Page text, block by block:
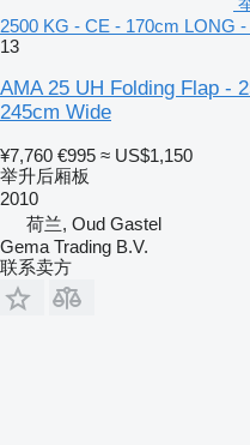
2500 KG - CE - 170cm LONG
13
AMA 25 UH Folding Flap -
245cm Wide
¥7,760 €995 ≈ US$1,150
举升后厢板
2010
荷兰, Oud Gastel
Gema Trading B.V.
联系卖方